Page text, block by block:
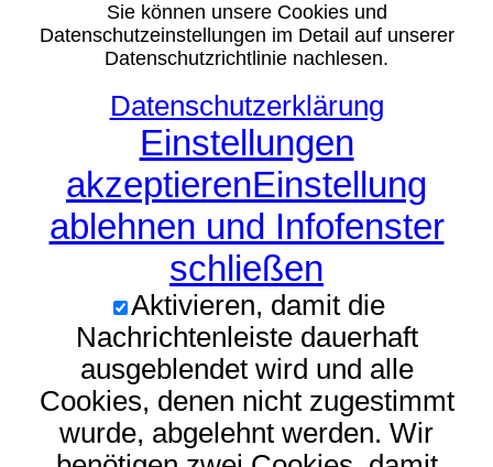
Sie können unsere Cookies und
Datenschutzeinstellungen im Detail auf unserer
Datenschutzrichtlinie nachlesen.
Datenschutzerklärung
Einstellungen
akzeptierenEinstellung
ablehnen und Infofenster
schließen
Aktivieren, damit die
Nachrichtenleiste dauerhaft
ausgeblendet wird und alle
Cookies, denen nicht zugestimmt
wurde, abgelehnt werden. Wir